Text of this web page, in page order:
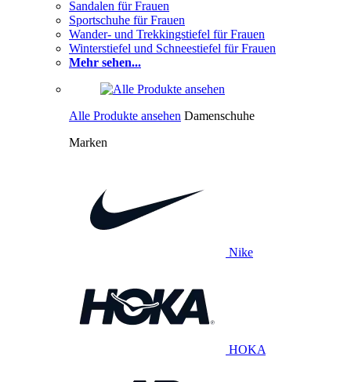
Sandalen für Frauen
Sportschuhe für Frauen
Wander- und Trekkingstiefel für Frauen
Winterstiefel und Schneestiefel für Frauen
Mehr sehen...
Alle Produkte ansehen Damenschuhe
Marken
Nike
HOKA